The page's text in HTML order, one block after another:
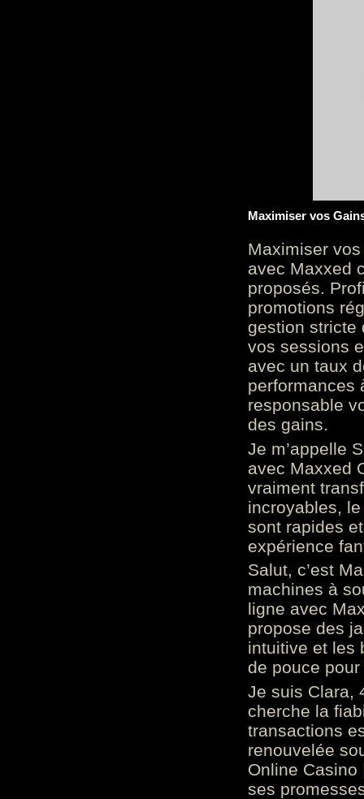
Maximiser vos
Maximiser
avec Maxxed
proposés.
promotions
gestion stricte
vos sessions
avec un taux
performances
responsable
des gains.
Je m’appelle
avec Maxxed
vraiment
incroyables,
sont rapides
expérience
Salut, c’est
machines à
ligne avec
propose des
intuitive et les
de pouce
Je suis Clara,
cherche la
transactions
renouvelée
Online
ses